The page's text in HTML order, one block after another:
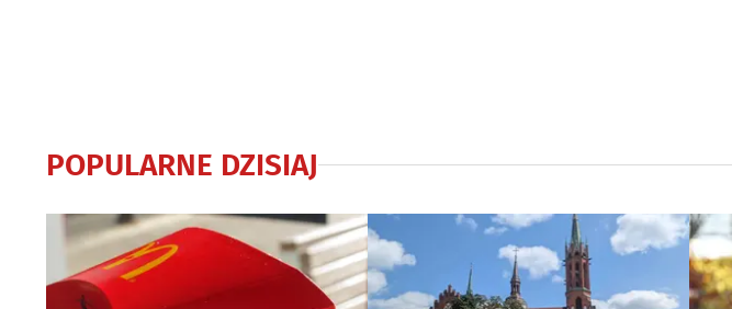
POPULARNE DZISIAJ